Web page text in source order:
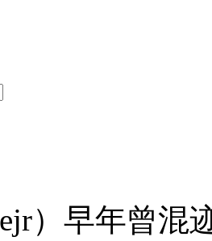
）早年曾混